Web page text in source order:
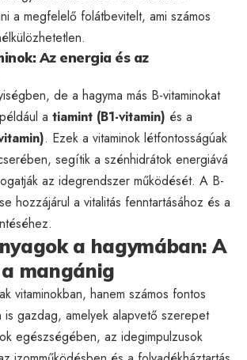
a megfelelő folátbevitelt, ami számos
Az energia és az
de a hagyma más B-vitaminokat
a tiamint (B1-vitamin) és a
. Ezek a vitaminok létfontosságúak
segítik a szénhidrátok energiává
az idegrendszer működését. A B-
hozzájárul a vitalitás fenntartásához és a
a hagymában: A
mangánig
vitaminokban, hanem számos fontos
is gazdag, amelyek alapvető szerepet
egészségében, az idegimpulzusok